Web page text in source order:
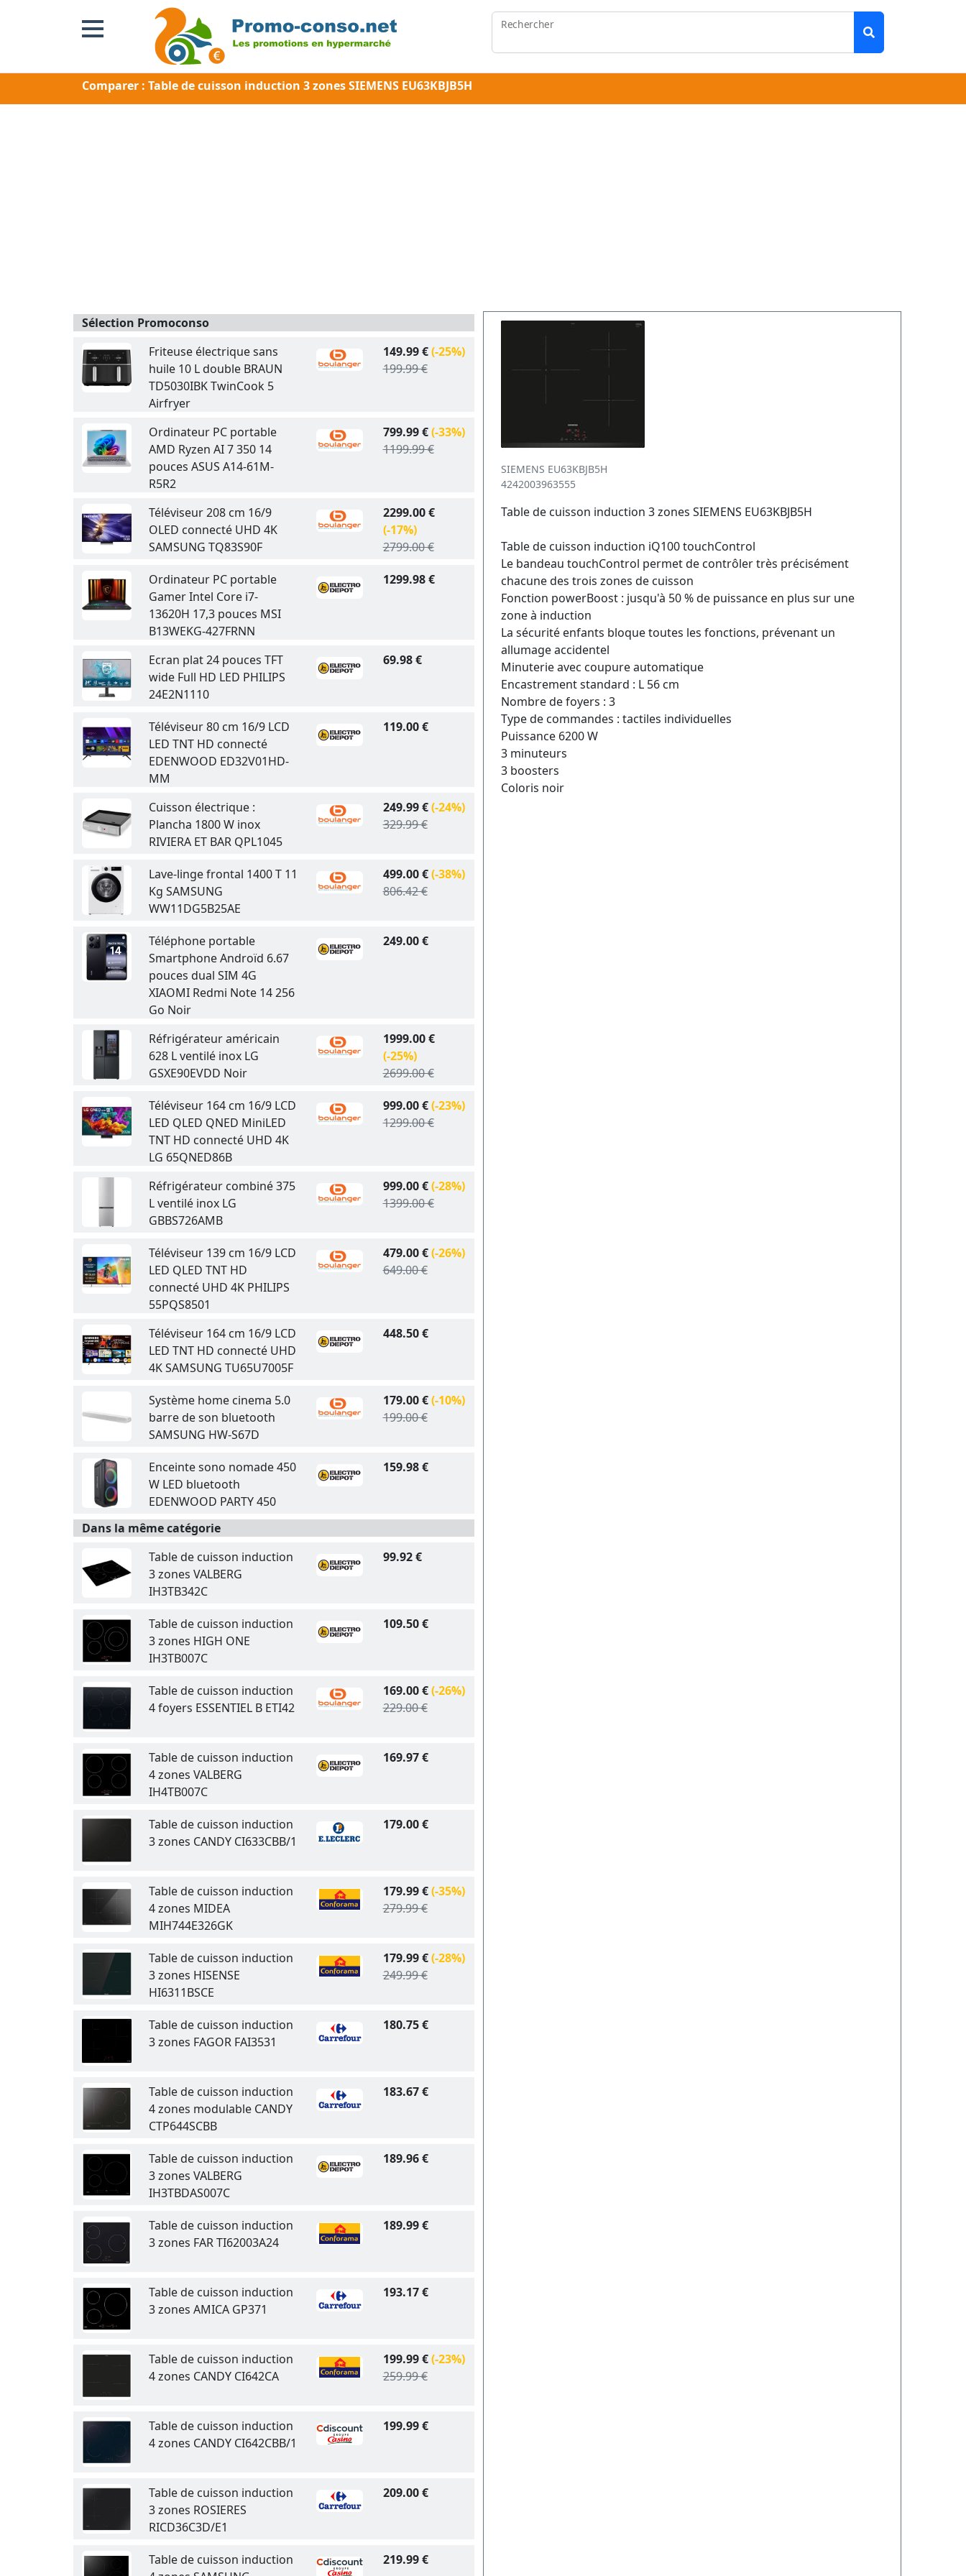
Rechercher
Comparer : Table de cuisson induction 3 zones SIEMENS EU63KBJB5H
Sélection Promoconso
Friteuse électrique sans
huile 10 L double BRAUN
TD5030IBK TwinCook 5
Airfryer
149.99 €(-25%)
199.99 €
Ordinateur PC portable
AMD Ryzen AI 7 350 14
pouces ASUS A14-61M-
R5R2
799.99 €(-33%)
1199.99 €
Téléviseur 208 cm 16/9
OLED connecté UHD 4K
SAMSUNG TQ83S90F
2299.00 €
(-17%)
2799.00 €
Ordinateur PC portable
Gamer Intel Core i7-
13620H 17,3 pouces MSI
B13WEKG-427FRNN
1299.98 €
Ecran plat 24 pouces TFT
wide Full HD LED PHILIPS
24E2N1110
69.98 €
Téléviseur 80 cm 16/9 LCD
LED TNT HD connecté
EDENWOOD ED32V01HD-
MM
119.00 €
Cuisson électrique :
Plancha 1800 W inox
RIVIERA ET BAR QPL1045
249.99 €(-24%)
329.99 €
Lave-linge frontal 1400 T 11
Kg SAMSUNG
WW11DG5B25AE
499.00 €(-38%)
806.42 €
Téléphone portable
Smartphone Androïd 6.67
pouces dual SIM 4G
XIAOMI Redmi Note 14 256
Go Noir
249.00 €
Réfrigérateur américain
628 L ventilé inox LG
GSXE90EVDD Noir
1999.00 €
(-25%)
2699.00 €
Téléviseur 164 cm 16/9 LCD
LED QLED QNED MiniLED
TNT HD connecté UHD 4K
LG 65QNED86B
999.00 €(-23%)
1299.00 €
Réfrigérateur combiné 375
L ventilé inox LG
GBBS726AMB
999.00 €(-28%)
1399.00 €
Téléviseur 139 cm 16/9 LCD
LED QLED TNT HD
connecté UHD 4K PHILIPS
55PQS8501
479.00 €(-26%)
649.00 €
Téléviseur 164 cm 16/9 LCD
LED TNT HD connecté UHD
4K SAMSUNG TU65U7005F
448.50 €
Système home cinema 5.0
barre de son bluetooth
SAMSUNG HW-S67D
179.00 €(-10%)
199.00 €
Enceinte sono nomade 450
W LED bluetooth
EDENWOOD PARTY 450
159.98 €
Dans la même catégorie
Table de cuisson induction
3 zones VALBERG
IH3TB342C
99.92 €
Table de cuisson induction
3 zones HIGH ONE
IH3TB007C
109.50 €
Table de cuisson induction
4 foyers ESSENTIEL B ETI42
169.00 €(-26%)
229.00 €
Table de cuisson induction
4 zones VALBERG
IH4TB007C
169.97 €
Table de cuisson induction
3 zones CANDY CI633CBB/1
179.00 €
Table de cuisson induction
4 zones MIDEA
MIH744E326GK
179.99 €(-35%)
279.99 €
Table de cuisson induction
3 zones HISENSE
HI6311BSCE
179.99 €(-28%)
249.99 €
Table de cuisson induction
3 zones FAGOR FAI3531
180.75 €
Table de cuisson induction
4 zones modulable CANDY
CTP644SCBB
183.67 €
Table de cuisson induction
3 zones VALBERG
IH3TBDAS007C
189.96 €
Table de cuisson induction
3 zones FAR TI62003A24
189.99 €
Table de cuisson induction
3 zones AMICA GP371
193.17 €
Table de cuisson induction
4 zones CANDY CI642CA
199.99 €(-23%)
259.99 €
Table de cuisson induction
4 zones CANDY CI642CBB/1
199.99 €
Table de cuisson induction
3 zones ROSIERES
RICD36C3D/E1
209.00 €
Table de cuisson induction
219.99 €
SIEMENS EU63KBJB5H
4242003963555
Table de cuisson induction 3 zones SIEMENS EU63KBJB5H
Table de cuisson induction iQ100 touchControl
Le bandeau touchControl permet de contrôler très précisément
chacune des trois zones de cuisson
Fonction powerBoost : jusqu'à 50 % de puissance en plus sur une
zone à induction
La sécurité enfants bloque toutes les fonctions, prévenant un
allumage accidentel
Minuterie avec coupure automatique
Encastrement standard : L 56 cm
Nombre de foyers : 3
Type de commandes : tactiles individuelles
Puissance 6200 W
3 minuteurs
3 boosters
Coloris noir